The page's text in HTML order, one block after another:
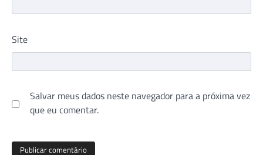
Site
Salvar meus dados neste navegador para a próxima vez
que eu comentar.